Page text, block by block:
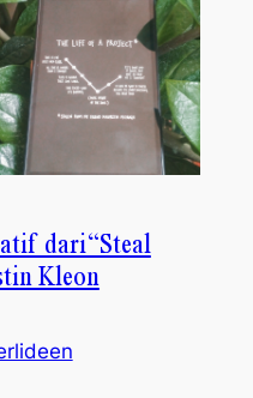
dari “Steal
Kleon